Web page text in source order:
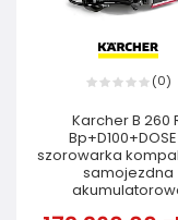
(0)
Karcher B 260
szorowarka
samojezdna